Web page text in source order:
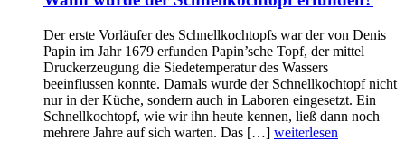
Der erste Vorläufer des Schnellkochtopfs war der von Denis
Papin im Jahr 1679 erfunden Papin’sche Topf, der mittel
Druckerzeugung die Siedetemperatur des Wassers
beeinflussen konnte. Damals wurde der Schnellkochtopf nicht
nur in der Küche, sondern auch in Laboren eingesetzt. Ein
Schnellkochtopf, wie wir ihn heute kennen, ließ dann noch
mehrere Jahre auf sich warten. Das […] weiterlesen